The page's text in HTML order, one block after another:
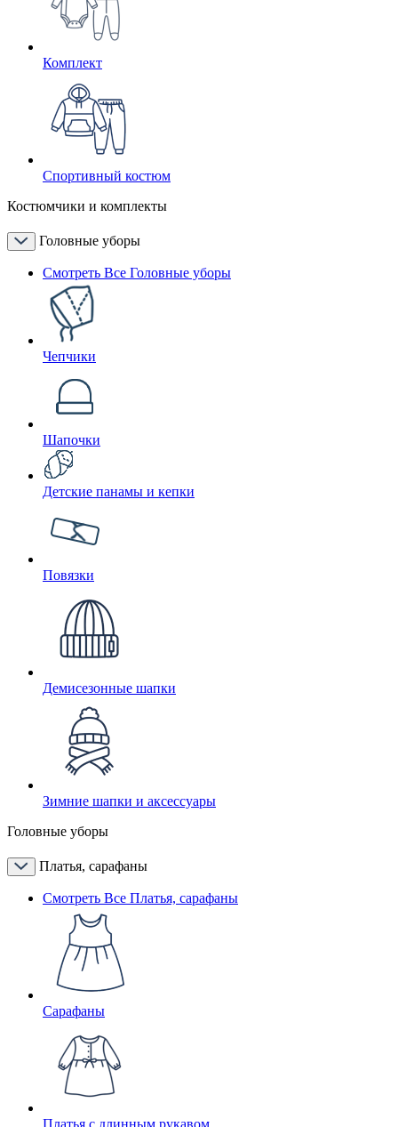
Комплект
Спортивный костюм
Костюмчики и комплекты
Головные уборы
Смотреть Все Головные уборы
Чепчики
Шапочки
Детские панамы и кепки
Повязки
Демисезонные шапки
Зимние шапки и аксессуары
Головные уборы
Платья, сарафаны
Смотреть Все Платья, сарафаны
Сарафаны
Платья с длинным рукавом